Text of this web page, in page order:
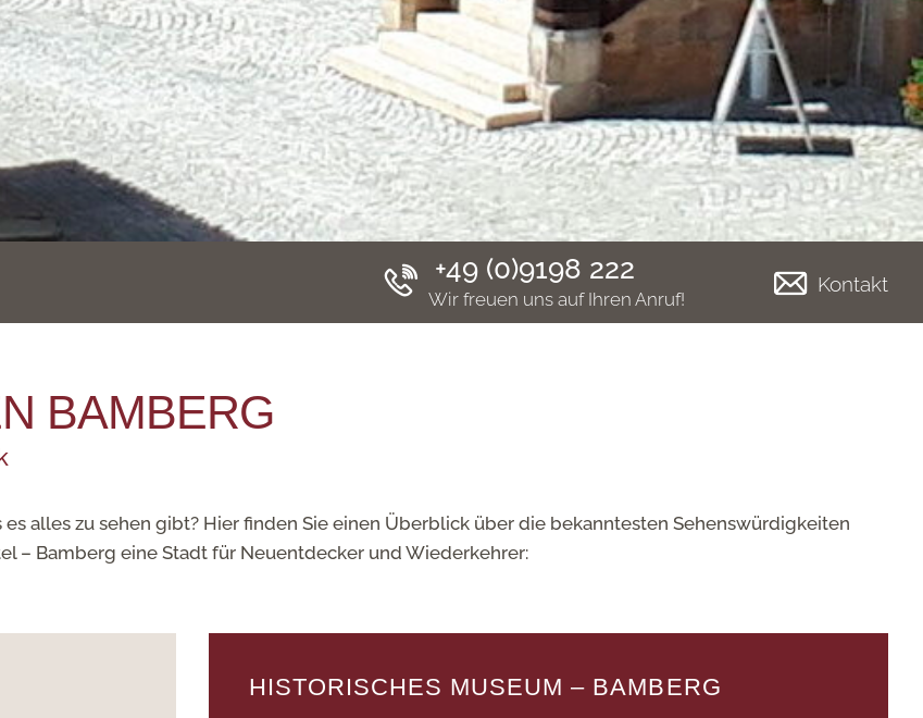
+49 (0)9198 222
Wir freuen uns auf Ihren Anruf!
Kontakt
BAMBERG
alles zu sehen gibt? Hier finden Sie einen Überblick über die bekanntesten Sehenswürdigkeiten
– Bamberg eine Stadt für Neuentdecker und Wiederkehrer:
HISTORISCHES MUSEUM – BAMBERG